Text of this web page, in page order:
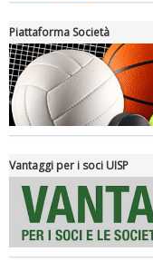
Luglio 2026:
rivoluzioni"
Piattaforma Società
Vantaggi per i soci UISP